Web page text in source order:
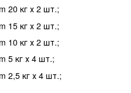
20 кг х 2 шт.;
15 кг х 2 шт.;
10 кг х 2 шт.;
5 кг х 4 шт.;
2,5 кг х 4 шт.;